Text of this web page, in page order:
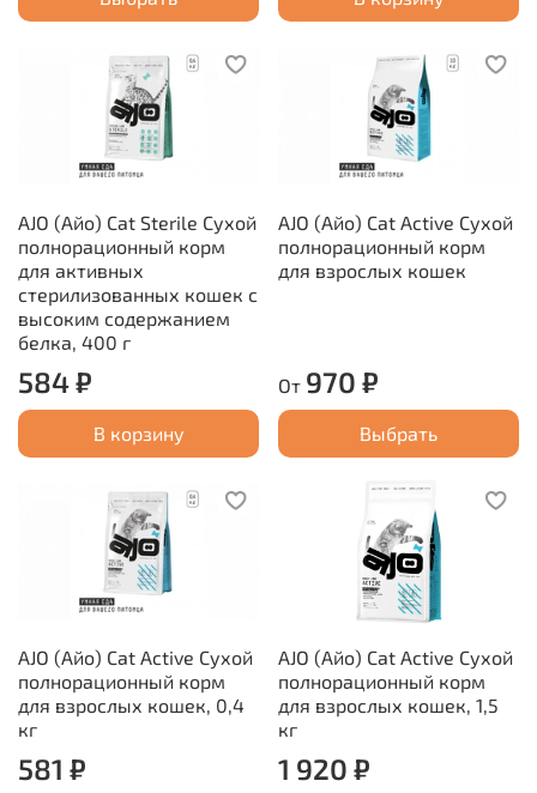
AJO (Айо) Cat Sterile Сухой
полнорационный корм
для активных
стерилизованных кошек с
высоким содержанием
белка, 400 г
584 ₽
В корзину
AJO (Айо) Cat Аctive Сухой
полнорационный корм
для взрослых кошек
От 970 ₽
Выбрать
AJO (Айо) Cat Аctive Сухой
полнорационный корм
для взрослых кошек, 0,4
кг
581 ₽
AJO (Айо) Cat Аctive Сухой
полнорационный корм
для взрослых кошек, 1,5
кг
1 920 ₽